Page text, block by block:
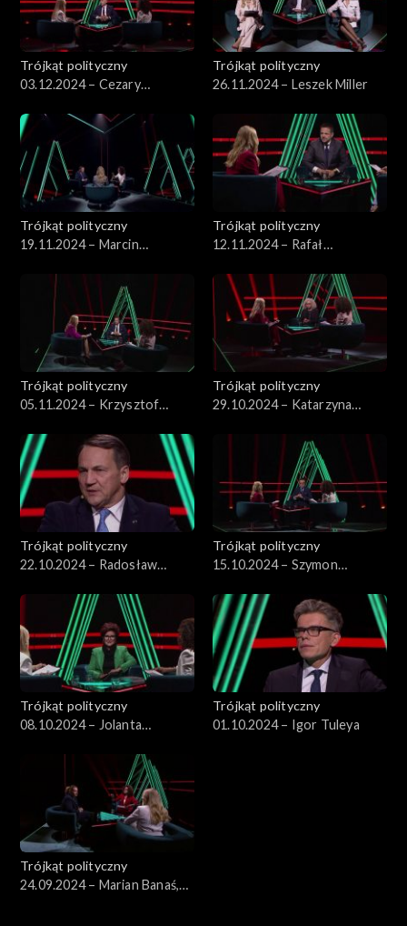
Trójkąt polityczny
03.12.2024 – Cezary
Trójkąt polityczny
26.11.2024 – Leszek Miller
Trójkąt polityczny
19.11.2024 – Marcin
Trójkąt polityczny
12.11.2024 – Rafał
Trójkąt polityczny
05.11.2024 – Krzysztof
Trójkąt polityczny
29.10.2024 – Katarzyna
Trójkąt polityczny
22.10.2024 – Radosław
Trójkąt polityczny
15.10.2024 – Szymon
Trójkąt polityczny
08.10.2024 – Jolanta
Trójkąt polityczny
01.10.2024 – Igor Tuleya
Trójkąt polityczny
24.09.2024 – Marian Banaś,